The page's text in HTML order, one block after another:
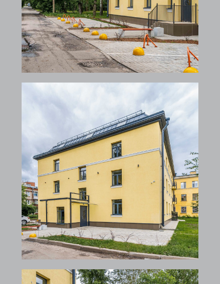
+7
Получить консультацию
О нас
Агентство недвижимости
премиум-класса в Санкт-Петербурге